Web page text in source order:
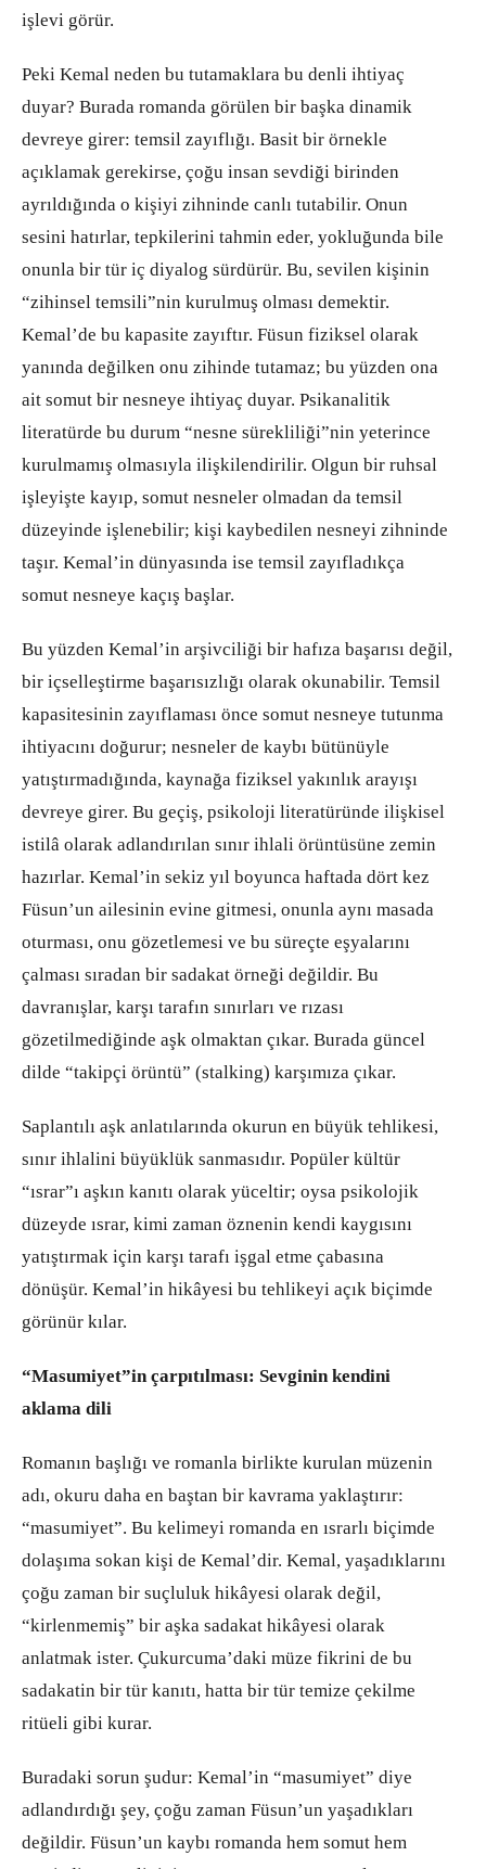
işlevi görür.
Peki Kemal neden bu tutamaklara bu denli ihtiyaç
duyar? Burada romanda görülen bir başka dinamik
devreye girer: temsil zayıflığı. Basit bir örnekle
açıklamak gerekirse, çoğu insan sevdiği birinden
ayrıldığında o kişiyi zihninde canlı tutabilir. Onun
sesini hatırlar, tepkilerini tahmin eder, yokluğunda bile
onunla bir tür iç diyalog sürdürür. Bu, sevilen kişinin
“zihinsel temsili”nin kurulmuş olması demektir.
Kemal’de bu kapasite zayıftır. Füsun fiziksel olarak
yanında değilken onu zihinde tutamaz; bu yüzden ona
ait somut bir nesneye ihtiyaç duyar. Psikanalitik
literatürde bu durum “nesne sürekliliği”nin yeterince
kurulmamış olmasıyla ilişkilendirilir. Olgun bir ruhsal
işleyişte kayıp, somut nesneler olmadan da temsil
düzeyinde işlenebilir; kişi kaybedilen nesneyi zihninde
taşır. Kemal’in dünyasında ise temsil zayıfladıkça
somut nesneye kaçış başlar.
Bu yüzden Kemal’in arşivciliği bir hafıza başarısı değil,
bir içselleştirme başarısızlığı olarak okunabilir. Temsil
kapasitesinin zayıflaması önce somut nesneye tutunma
ihtiyacını doğurur; nesneler de kaybı bütünüyle
yatıştırmadığında, kaynağa fiziksel yakınlık arayışı
devreye girer. Bu geçiş, psikoloji literatüründe ilişkisel
istilâ olarak adlandırılan sınır ihlali örüntüsüne zemin
hazırlar. Kemal’in sekiz yıl boyunca haftada dört kez
Füsun’un ailesinin evine gitmesi, onunla aynı masada
oturması, onu gözetlemesi ve bu süreçte eşyalarını
çalması sıradan bir sadakat örneği değildir. Bu
davranışlar, karşı tarafın sınırları ve rızası
gözetilmediğinde aşk olmaktan çıkar. Burada güncel
dilde “takipçi örüntü” (stalking) karşımıza çıkar.
Saplantılı aşk anlatılarında okurun en büyük tehlikesi,
sınır ihlalini büyüklük sanmasıdır. Popüler kültür
“ısrar”ı aşkın kanıtı olarak yüceltir; oysa psikolojik
düzeyde ısrar, kimi zaman öznenin kendi kaygısını
yatıştırmak için karşı tarafı işgal etme çabasına
dönüşür. Kemal’in hikâyesi bu tehlikeyi açık biçimde
görünür kılar.
“Masumiyet”in çarpıtılması: Sevginin kendini
aklama dili
Romanın başlığı ve romanla birlikte kurulan müzenin
adı, okuru daha en baştan bir kavrama yaklaştırır:
“masumiyet”. Bu kelimeyi romanda en ısrarlı biçimde
dolaşıma sokan kişi de Kemal’dir. Kemal, yaşadıklarını
çoğu zaman bir suçluluk hikâyesi olarak değil,
“kirlenmemiş” bir aşka sadakat hikâyesi olarak
anlatmak ister. Çukurcuma’daki müze fikrini de bu
sadakatin bir tür kanıtı, hatta bir tür temize çekilme
ritüeli gibi kurar.
Buradaki sorun şudur: Kemal’in “masumiyet” diye
adlandırdığı şey, çoğu zaman Füsun’un yaşadıkları
değildir. Füsun’un kaybı romanda hem somut hem